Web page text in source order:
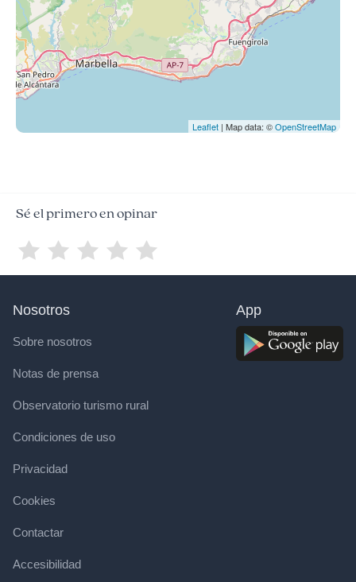
Leaflet | Map data: ©OpenStreetMap
Sé el primero en opinar
Nosotros
Sobre nosotros
Notas de prensa
Observatorio turismo rural
Condiciones de uso
Privacidad
Cookies
Contactar
Accesibilidad
App